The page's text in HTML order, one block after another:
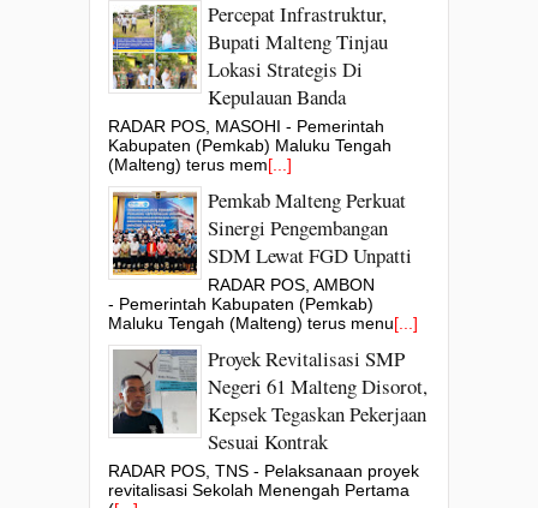
Percepat Infrastruktur,
Bupati Malteng Tinjau
Lokasi Strategis Di
Kepulauan Banda
RADAR POS, MASOHI - Pemerintah
Kabupaten (Pemkab) Maluku Tengah
(Malteng) terus mem[...]
Pemkab Malteng Perkuat
Sinergi Pengembangan
SDM Lewat FGD Unpatti
RADAR POS, AMBON
- Pemerintah Kabupaten (Pemkab)
Maluku Tengah (Malteng) terus menu[...]
Proyek Revitalisasi SMP
Negeri 61 Malteng Disorot,
Kepsek Tegaskan Pekerjaan
Sesuai Kontrak
RADAR POS, TNS - Pelaksanaan proyek
revitalisasi Sekolah Menengah Pertama